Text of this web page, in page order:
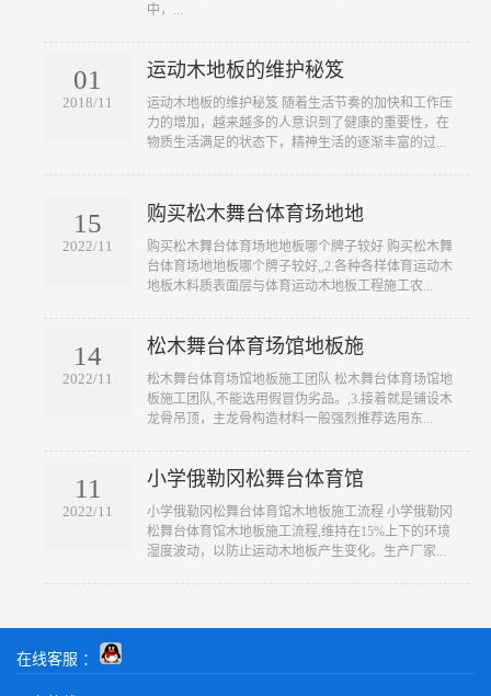
中，...
01
2018/11
运动木地板的维护秘笈
​运动木地板的维护秘笈 随着生活节奏的加快和工作压
力的增加，越来越多的人意识到了健康的重要性，在
物质生活满足的状态下，精神生活的逐渐丰富的过...
15
2022/11
购买松木舞台体育场地地
​购买松木舞台体育场地地板哪个牌子较好 购买松木舞
台体育场地地板哪个牌子较好,,2.各种各样体育运动木
地板木料质表面层与体育运动木地板工程施工农...
14
2022/11
松木舞台体育场馆地板施
​松木舞台体育场馆地板施工团队 松木舞台体育场馆地
板施工团队,不能选用假冒伪劣品。,3.接着就是铺设木
龙骨吊顶，主龙骨构造材料一般强烈推荐选用东...
11
2022/11
小学俄勒冈松舞台体育馆
​小学俄勒冈松舞台体育馆木地板施工流程 小学俄勒冈
松舞台体育馆木地板施工流程,维持在15%上下的环境
湿度波动，以防止运动木地板产生变化。生产厂家...
在线客服 ：